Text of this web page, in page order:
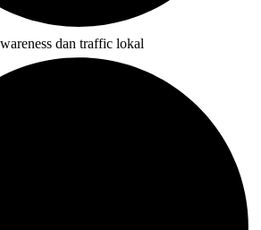
dan traffic lokal